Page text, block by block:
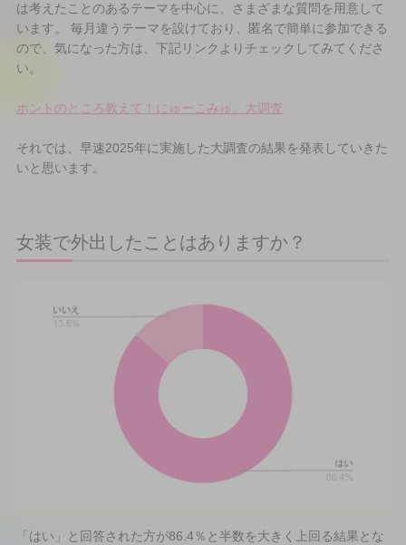
は考えたことのあるテーマを中心に、さまざまな質問を用意して
います。 毎月違うテーマを設けており、匿名で簡単に参加できる
ので、気になった方は、下記リンクよりチェックしてみてくださ
い。
ホントのところ教えて！にゅーこみゅ。大調査
それでは、早速2025年に実施した大調査の結果を発表していきた
いと思います。
女装で外出したことはありますか？
「はい」と回答された方が86.4％と半数を大きく上回る結果とな